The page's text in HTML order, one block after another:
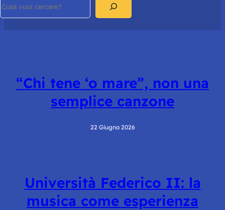
“Chi tene ‘o mare”, non una
semplice canzone
22 Giugno 2026
Università Federico II: la
musica come esperienza